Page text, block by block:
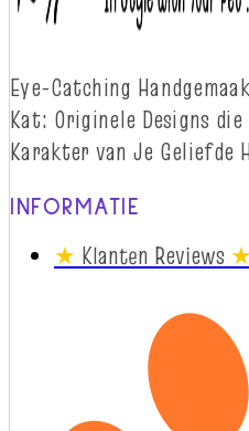
Eye-Catching
Kat: Originele Designs die
Karakter van Je Geliefde
INFORMATIE
★ Klanten Reviews ★